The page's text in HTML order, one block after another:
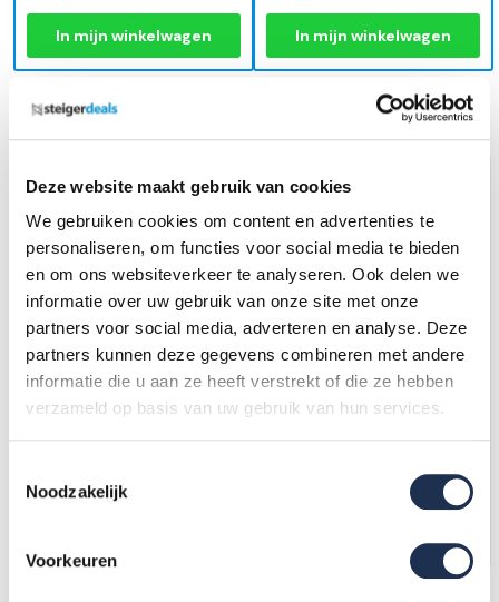
Deze website maakt gebruik van cookies
We gebruiken cookies om content en advertenties te
personaliseren, om functies voor social media te bieden
en om ons websiteverkeer te analyseren. Ook delen we
informatie over uw gebruik van onze site met onze
partners voor social media, adverteren en analyse. Deze
partners kunnen deze gegevens combineren met andere
informatie die u aan ze heeft verstrekt of die ze hebben
verzameld op basis van uw gebruik van hun services.
Noodzakelijk
Voorkeuren
In mijn winkelwagen In mijn winkelwagen
EN 1004/NEN 2484-norm Grootste assortiment
Uitwijkconsole 0.75-1.35
(verstelbaar) 1 stuk.
Op voorraad
WEEKDEAL: Uitwijkconsole
Europen Verstelbaar 75 â€“